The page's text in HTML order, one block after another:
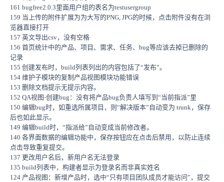
161 bugfree2.0.3里面用户组的表名为testusergroup
159 当上传的附件扩展为为大写的PNG, JPG的时候，点击附件没有在浏
览器直接打开
157 英文导出csv，没有空格
156 首页统计中的产品、项目、需求、任务、bug等应该去掉已删除的
记录
155 创建发布时，build列表列出的内容包括了“发布”。
154 维护子模块的复制产品视图模块功能错误
153 删除文档提示无提示内容。
152 QA视图-创建bug：没有将产品bug负责人填写到“当前指派”里
150 编辑bug时，如重选所属项目，则“解决版本”自动变为 trunk，保存
后也如此显示。
149 编辑build时，“指派给”自动变成当前修改者。
140 各界面数据的编辑功能中，保存按钮应在点击后禁用，以防止连续
点击导致重复提交。
137 更改用户名后，新用户名无法登录
135 build列表中，构建者显示为登录名而非真实姓名
124 产品视图：新增产品时，选中“只有项目团队成员才能访问”，提交